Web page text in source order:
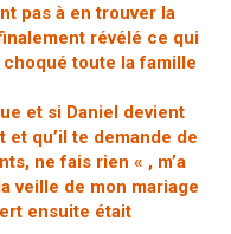
pas à en trouver la
révélé ce qui
toute la famille
et si Daniel devient
et qu’il te demande de
ne fais rien « , m’a
veille de mon mariage
ensuite était